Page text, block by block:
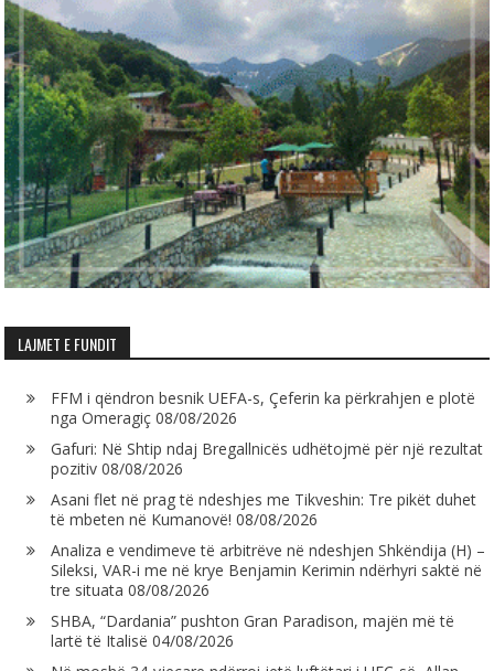
LAJMET E FUNDIT
FFM i qëndron besnik UEFA-s, Çeferin ka përkrahjen e plotë
nga Omeragiç 08/08/2026
Gafuri: Në Shtip ndaj Bregallnicës udhëtojmë për një rezultat
pozitiv 08/08/2026
Asani flet në prag të ndeshjes me Tikveshin: Tre pikët duhet
të mbeten në Kumanovë! 08/08/2026
Analiza e vendimeve të arbitrëve në ndeshjen Shkëndija (H) –
Sileksi, VAR-i me në krye Benjamin Kerimin ndërhyri saktë në
tre situata 08/08/2026
SHBA, “Dardania” pushton Gran Paradison, majën më të
lartë të Italisë 04/08/2026